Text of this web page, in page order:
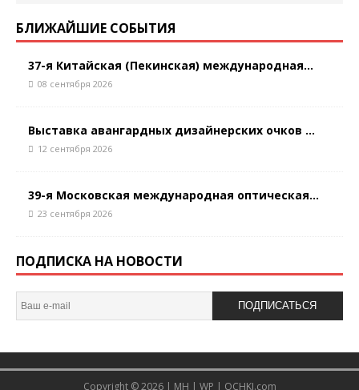
БЛИЖАЙШИЕ СОБЫТИЯ
37-я Китайская (Пекинская) международная...
08 сентября 2026
Выставка авангардных дизайнерских очков ...
12 сентября 2026
39-я Московская международная оптическая...
23 сентября 2026
ПОДПИСКА НА НОВОСТИ
ПОДПИСАТЬСЯ
Copyright © 2026 | MH | WP | OCHKI.com